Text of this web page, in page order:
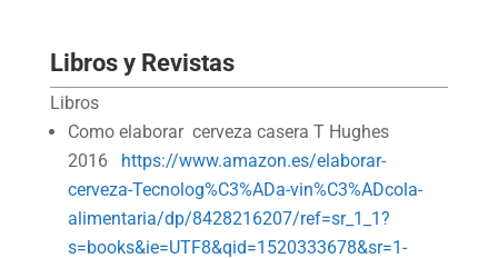
Libros y Revistas
Libros
Como elaborar cerveza casera T Hughes
2016 https://www.amazon.es/elaborar-
cerveza-Tecnolog%C3%ADa-vin%C3%ADcola-
alimentaria/dp/8428216207/ref=sr_1_1?
s=books&ie=UTF8&qid=1520333678&sr=1-